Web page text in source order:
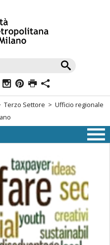
Terzo Settore > Ufficio regionale